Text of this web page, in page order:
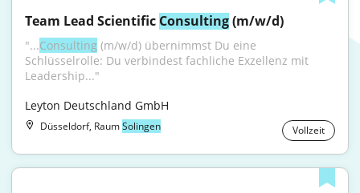
Team Lead Scientific Consulting (m/w/d)
"...Consulting (m/w/d) übernimmst Du eine
Schlüsselrolle: Du verbindest fachliche Exzellenz mit
Leadership..."
Leyton Deutschland GmbH
Düsseldorf, RaumSolingen Vollzeit